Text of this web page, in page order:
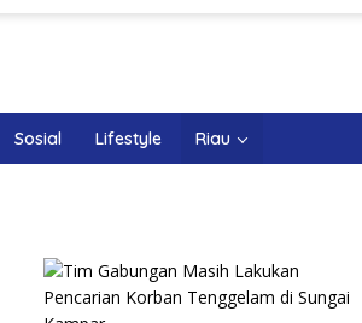
Sosial Lifestyle Riau